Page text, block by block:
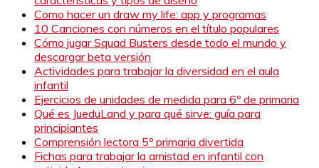
Como hacer un draw my life: app y programas
10 Canciones con números en el título populares
Cómo jugar Squad Busters desde todo el mundo y
descargar beta versión
Actividades para trabajar la diversidad en el aula
infantil
Ejercicios de unidades de medida para 6º de primaria
Qué es JueduLand y para qué sirve: guía para
principiantes
Comprensión lectora 5º primaria divertida
Fichas para trabajar la amistad en infantil con